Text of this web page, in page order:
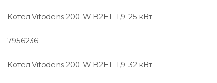
Котел Vitodens 200-W B2HF 1,9-25 кВт
7956236
Котел Vitodens 200-W B2HF 1,9-32 кВт